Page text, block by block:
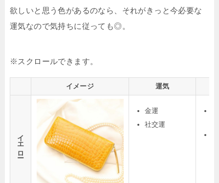
欲しいと思う色があるのなら、それがきっと今必要な
運気なので気持ちに従っても◎。
イメージ 運気
イエロー
金運
社交運